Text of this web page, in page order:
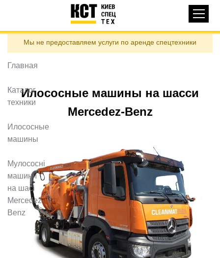
содержанию
навигация
КАТАЛОГ ТЕХНИКИ
ДОСТАВКА И ОПЛАТА
О НАС
ОТЗЫВЫ
КОНТАКТЫ
ПОЗВОНИТЬ
Контактні телефони:
ЗАДАТЬ ВОПРОС ru
Мы не предоставляем услуги по аренде спецтехники
Илососные машины на шасси
Mercedez-Benz
Главная
Каталог
техники
Илососные
машины
Мулососні
машини
на шасі
Mercedez-
Benz